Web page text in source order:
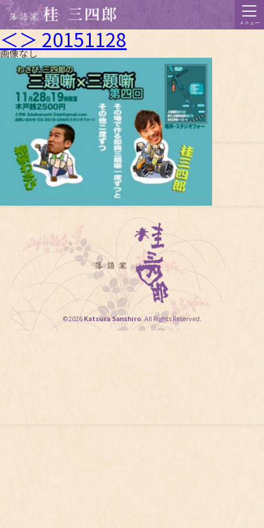
メニュー
＜＞ 20151128
画像なし
©2026Katsura Sanshiro. All Rights Reserved.